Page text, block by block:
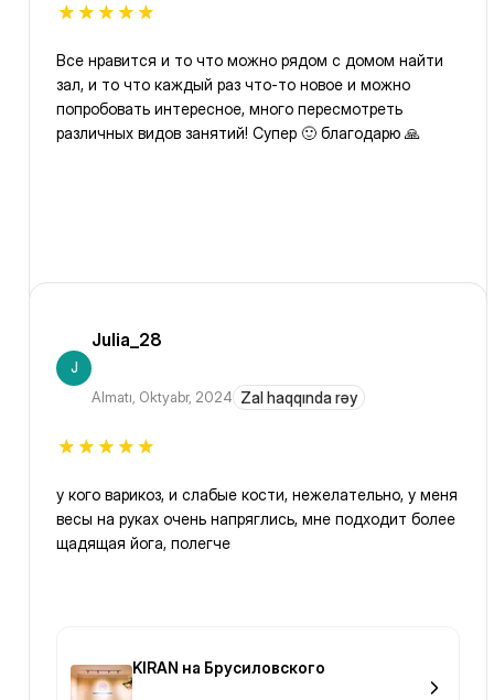
Все нравится и то что можно рядом с домом найти
зал, и то что каждый раз что-то новое и можно
попробовать интересное, много пересмотреть
различных видов занятий! Супер 🙂 благодарю 🙏
J
Julia_28
Almatı, Oktyabr, 2024 Zal haqqında rəy
у кого варикоз, и слабые кости, нежелательно, у меня
весы на руках очень напряглись, мне подходит более
щадящая йога, полегче
KIRAN на Брусиловского